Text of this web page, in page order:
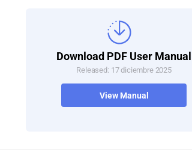
Download PDF User Manual
Released: 17 diciembre 2025
View Manual